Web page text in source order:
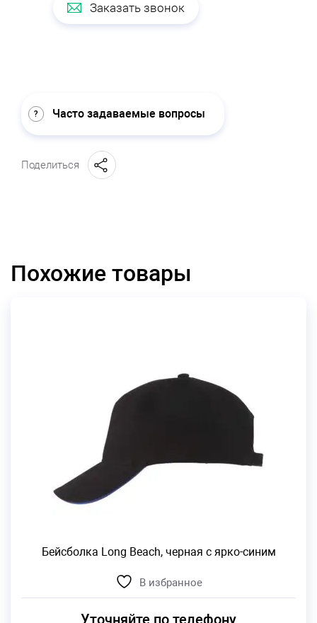
Заказать звонок
Часто задаваемые вопросы
Поделиться
Похожие товары
Бейсболка Long Beach, черная с ярко-синим
В избранное